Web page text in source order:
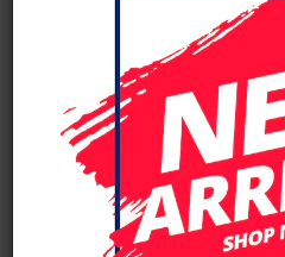
distributeurs met hoogwaardige
concurrerende
Battery loud / Ear
Motorola Moto
Display Zonder